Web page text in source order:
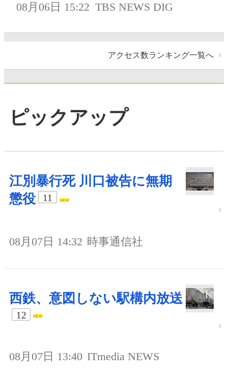
08月06日 15:22 TBS NEWS DIG
アクセス数ランキング一覧へ
ピックアップ
江別暴行死 川口被告に無期
懲役
11
08月07日 14:32 時事通信社
西鉄、意図しない駅構内放送
12
08月07日 13:40 ITmedia NEWS